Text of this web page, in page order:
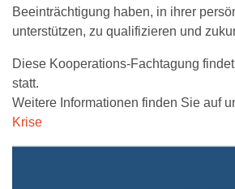
Beeinträchtigung haben, in ihrer
unterstützen, zu qualifizieren und
Diese Kooperations-Fachtagung
statt.
Weitere Informationen finden Sie auf
Krise